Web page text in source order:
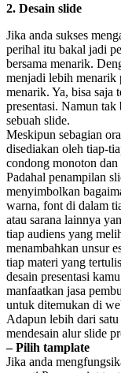
2. Desain slide
Jika anda sukses
perihal itu bakal jadi
bersama menarik.
menjadi lebih menarik
menarik. Ya, bisa saja
presentasi. Namun tak
sebuah slide.
Meskipun sebagian
disediakan oleh tiap-
condong monoton
Padahal penampilan
menyimbolkan
warna, font di dalam
atau sarana lainnya
tiap audiens yang
menambahkan unsur
tiap materi yang
desain presentasi
manfaatkan jasa
untuk ditemukan di
Adapun lebih dari
mendesain alur slide
– Pilih tamplate
Jika anda